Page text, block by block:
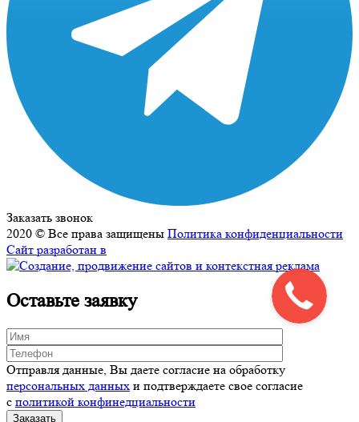
Заказать звонок
2020 © Все права защищены Политика конфиденциальности
Сайт разработан в
Оставьте заявку
Отправля данные, Вы даете согласие на обработку
персональных данных и подтверждаете свое согласие
с политикой конфинедциальности